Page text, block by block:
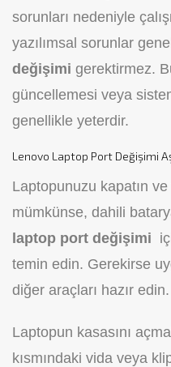
sorunları nedeniyle
yazılımsal sorunlar
değişimi gerektirmez.
güncellemesi veya
genellikle yeterdir.
Lenovo Laptop Port Değişimi
Laptopunuzu kapatın
mümkünse, dahili
laptop port değişimi
temin edin. Gerekirse
diğer araçları hazır edin.
Laptopun kasasını
kısmındaki vida veya